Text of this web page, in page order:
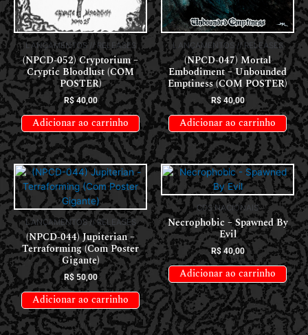
LANÇAMENTOS // RELEASES
(NPCD-052) Cryptorium –
Cryptic Bloodlust (COM
POSTER)
R$40,00
Adicionar ao carrinho
LANÇAMENTOS // RELEASES
(NPCD-047) Mortal
Embodiment – Unbounded
Emptiness (COM POSTER)
R$40,00
Adicionar ao carrinho
LANÇAMENTOS // RELEASES
(NPCD-044) Jupiterian –
Terraforming (Com Poster
Gigante)
R$50,00
Adicionar ao carrinho
CDS NACIONAIS
Necrophobic – Spawned By
Evil
R$40,00
Adicionar ao carrinho